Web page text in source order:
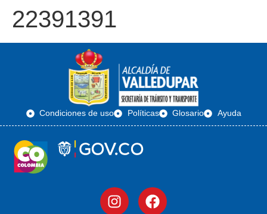
22391391
Condiciones de uso Políticas Glosario Ayuda